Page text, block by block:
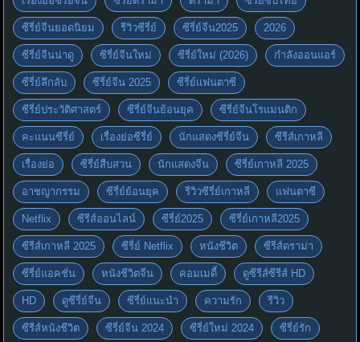
ซีรี่ย์จีนยอดนิยม รีวิวซีรี่ย์ ซีรี่ย์จีน2025 2026
ซีรี่ย์จีนน่าดู ซีรี่ย์จีนใหม่ ซีรี่ย์ใหม่ (2026) กำลังออนแอร์
ซีรี่ย์ลึกลับ ซีรี่ย์จีน 2025 ซีรี่ย์แฟนตาซี
ซีรี่ย์ประวัติศาสตร์ ซีรี่ย์จีนย้อนยุค ซีรี่ย์จีนโรแมนติก
คะแนนซีรี่ย์ เรื่องย่อซีรี่ย์ นักแสดงซีรี่ย์จีน ซีรีส์เกาหลี
เรื่องย่อ ซีรี่ย์สืบสวน นักแสดงจีน ซีรี่ย์เกาหลี 2025
อาชญากรรม ซีรี่ย์ย้อนยุค รีวิวซีรี่ย์เกาหลี แฟนตาซี
Netflix ซีรีส์ออนไลน์ ซีรี่ย์2025 ซีรี่ย์เกาหลี2025
ซีรีส์เกาหลี 2025 ซีรี่ย์ Netflix หนังชีวิต ซีรีส์ดราม่า
ซีรี่ย์แอคชั่น หนังชีวิตจีน คอมเมดี้ ดูซีรีส์ซีรีส์ HD
HD ดูซีรี่ย์จีน ซีรี่ย์แนะนำ ความรัก รีวิว
ซีรีส์หนังชีวิต ซีรี่ย์จีน 2024 ซีรี่ย์ใหม่ 2024 ซีรี่ย์รัก